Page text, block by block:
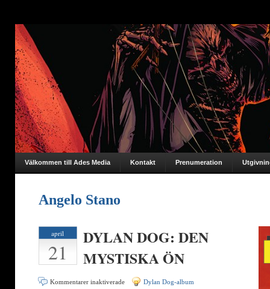
Välkommen till Ades Media Kontakt Prenumeration
Angelo Stano
april
21
DYLAN DOG: DEN
MYSTISKA ÖN
Kommentarer inaktiverade för
Dylan Dog-album